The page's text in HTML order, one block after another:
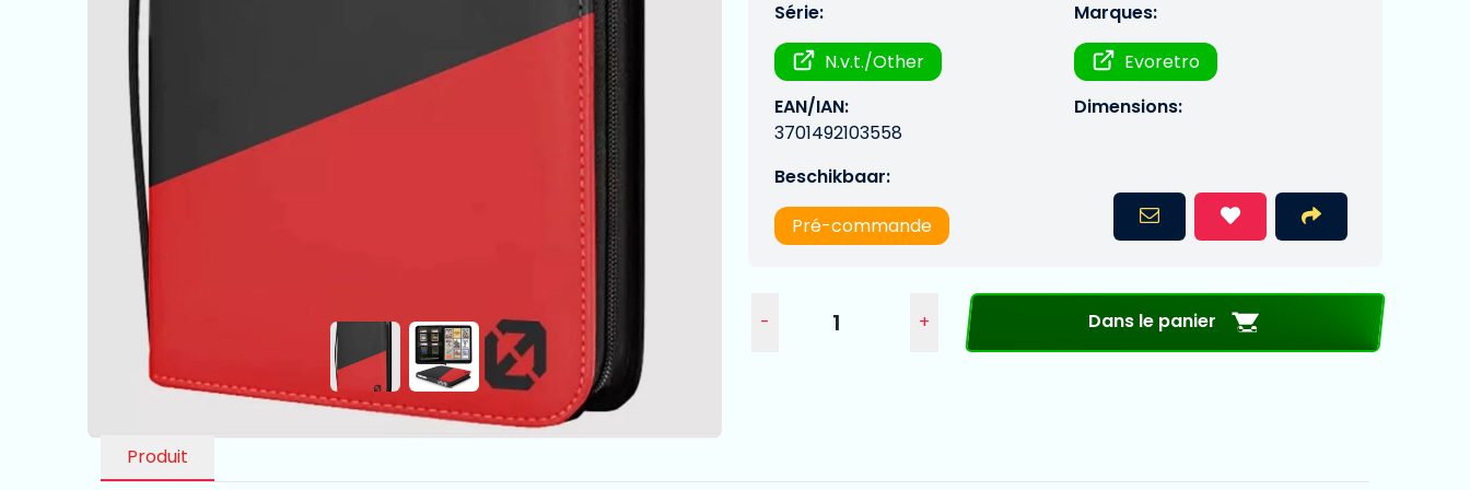
Série:
N.v.t./Other
Marques:
Evoretro
EAN/IAN:
3701492103558
Dimensions:
Beschikbaar:
Pré-commande
- + Dans le panier
Produit